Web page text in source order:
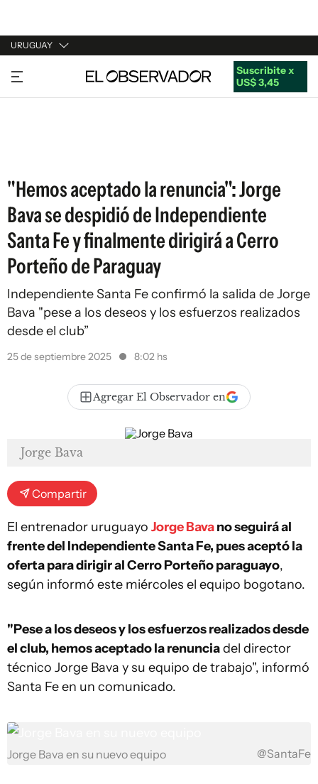
URUGUAY
URUGUAY
ARGENTINA
Suscribite x
US$ 3,45
"Hemos aceptado la renuncia": Jorge
Bava se despidió de Independiente
Santa Fe y finalmente dirigirá a Cerro
Porteño de Paraguay
Independiente Santa Fe confirmó la salida de Jorge
Bava "pese a los deseos y los esfuerzos realizados
desde el club”
25 de septiembre 2025 8:02 hs
Agregar El Observador en
Jorge Bava
Compartir
El entrenador uruguayo Jorge Bavano seguirá al
frente del Independiente Santa Fe, pues aceptó la
oferta para dirigir al Cerro Porteño paraguayo,
según informó este miércoles el equipo bogotano.
"Pese a los deseos y los esfuerzos realizados desde
el club, hemos aceptado la renunciadel director
técnico Jorge Bava y su equipo de trabajo", informó
Santa Fe en un comunicado.
Jorge Bava en su nuevo equipo @SantaFe